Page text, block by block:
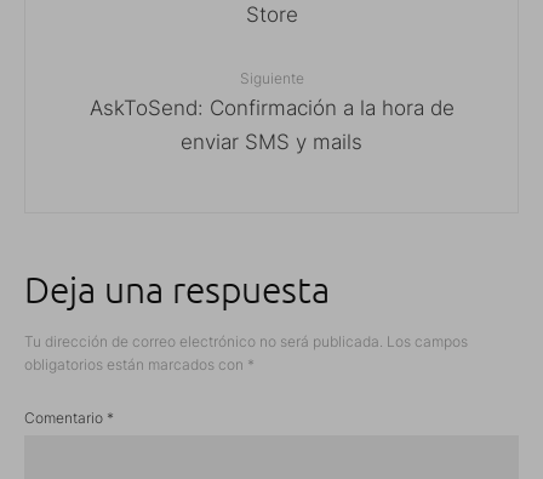
Store
Siguiente
AskToSend: Confirmación a la hora de
enviar SMS y mails
Deja una respuesta
Tu dirección de correo electrónico no será publicada. Los campos
obligatorios están marcados con *
Comentario *